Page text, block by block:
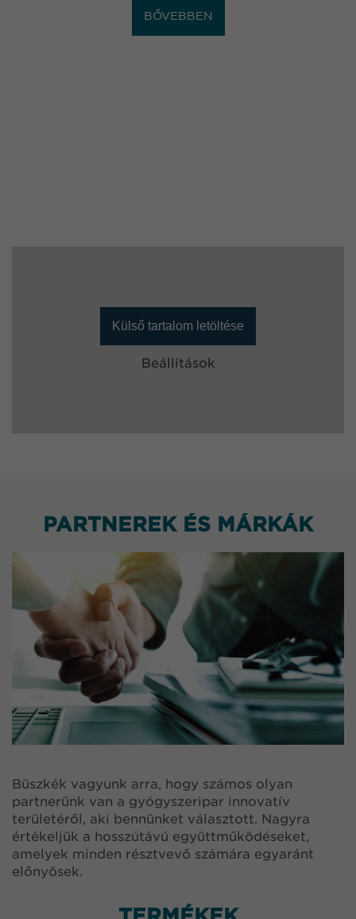
BŐVEBBEN
Külső tartalom letöltése
Beállítások
PARTNEREK ÉS MÁRKÁK
Büszkék vagyunk arra, hogy számos olyan
partnerünk van a gyógyszeripar innovatív
területéről, aki bennünket választott. Nagyra
értékeljük a hosszútávú együttműködéseket,
amelyek minden résztvevő számára egyaránt
előnyösek.